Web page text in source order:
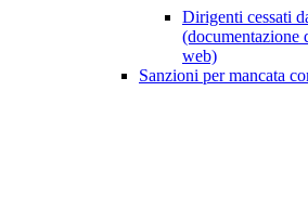
Dirigenti cessati
(documentazione
web)
Sanzioni per mancata